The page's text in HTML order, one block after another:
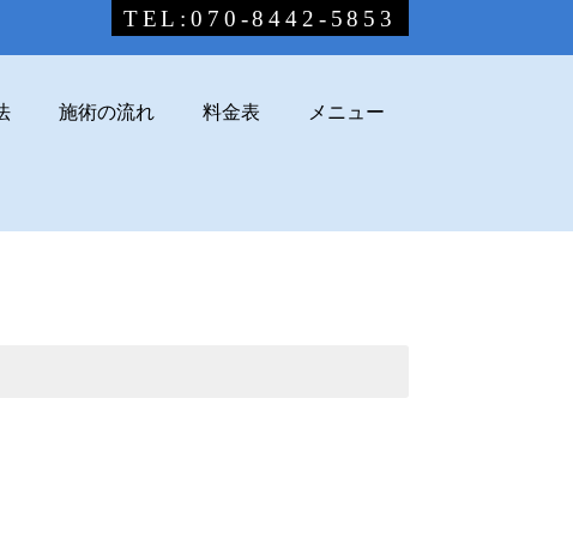
TEL:070-8442-5853
施術の流れ 料金表 メニュー